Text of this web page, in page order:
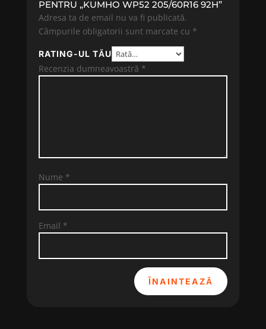
PENTRU „KUMHO WP52 205/60R16 92H”
Adresa ta de email nu va fi publicată.
Câmpurile obligatorii sunt marcate cu *
RATING-UL TĂU
Recenzia dumneavoastră *
Nume *
Email *
ÎNAINTEAZĂ